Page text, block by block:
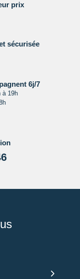
consulat ou de
transit.
et votre
de consulter
étrangères en
prix
sécurisée
6j/7
à 19h